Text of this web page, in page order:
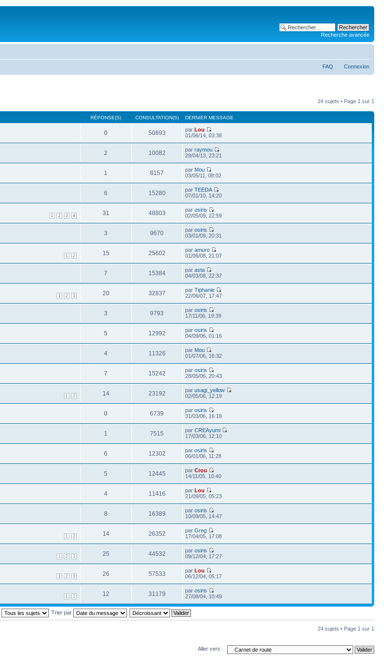
Recherche avancée
FAQ Connexion
24 sujets • Page 1 sur 1
RÉPONSE(S) CONSULTATION(S) DERNIER MESSAGE
0 50893 parLou
01/06/14, 03:38
2 10082 parraymou
29/04/13, 23:21
1 8157 par Mou
03/05/11, 08:02
6 15280 parTEEDA
07/01/10, 14:20
1 2 3 4 31 48803 parosiris
02/05/09, 22:59
3 9670 parosiris
03/01/09, 20:31
1 2 15 25602 paramuro
01/06/08, 21:07
7 15384 parasta
04/03/08, 22:37
1 2 3 20 32837 parTiphanie
22/06/07, 17:47
3 9793 parosiris
17/11/06, 19:39
5 12992 parosiris
04/09/06, 01:16
4 11326 par Mou
01/07/06, 16:32
7 15242 parosiris
28/05/06, 20:43
1 2 14 23192 parusagi_yellow
02/05/06, 12:19
0 6739 parosiris
31/03/06, 16:19
1 7515 parCREAyumi
17/03/06, 12:10
6 12302 parosiris
06/01/06, 11:28
5 12445 parCrou
14/11/05, 10:40
4 11416 parLou
21/09/05, 05:23
8 16389 parosiris
10/09/05, 14:47
1 2 14 26352 parGreg
17/04/05, 17:08
1 2 3 25 44532 parosiris
09/12/04, 17:27
1 2 3 26 57533 parLou
06/12/04, 05:17
1 2 12 31179 parosiris
27/08/04, 10:49
Trier par
24 sujets • Page 1 sur 1
Aller vers :